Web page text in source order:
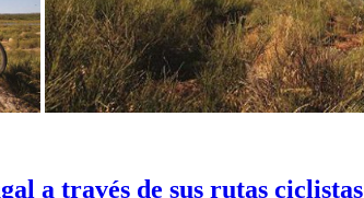
a través de sus rutas ciclistas